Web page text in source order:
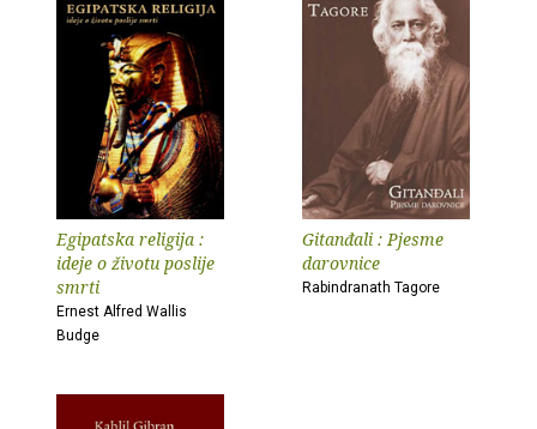
Egipatska religija :
ideje o životu poslije
smrti
Ernest Alfred Wallis
Budge
Gitanđali : Pjesme
darovnice
Rabindranath Tagore